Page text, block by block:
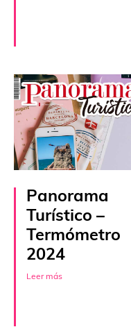
Panorama
Turístico –
Termómetro
2024
Leer más